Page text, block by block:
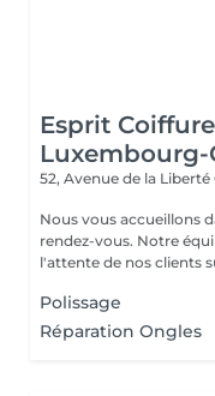
Esprit Coiffure
Luxembourg-
52, Avenue de la Liberté
Nous vous accueillons
rendez-vous. Notre
l'attente de nos clients
Polissage
Réparation Ongles